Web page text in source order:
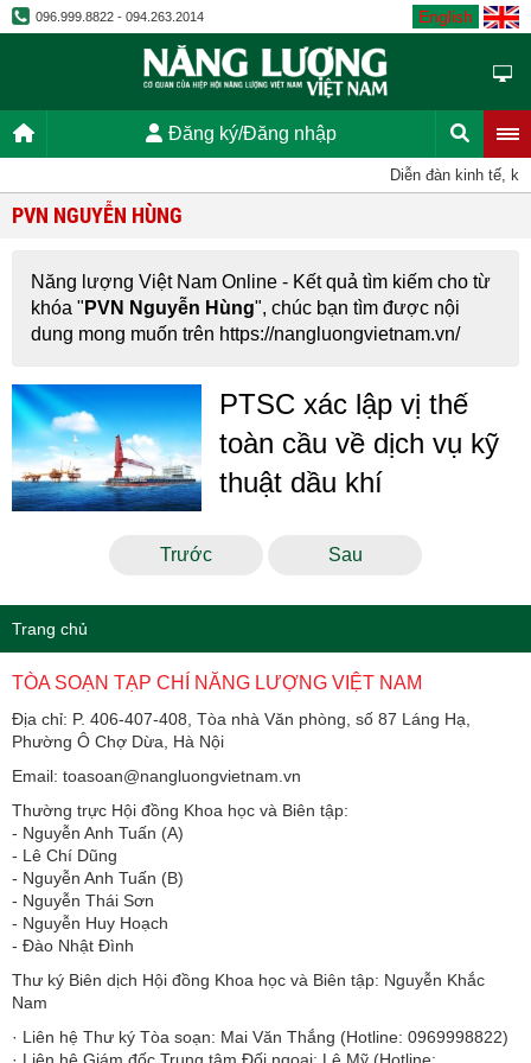
096.999.8822 - 094.263.2014 English
Đăng ký/Đăng nhập
Diễn đàn kinh tế,
PVN NGUYỄN HÙNG
Năng lượng Việt Nam Online - Kết quả tìm kiếm cho từ
khóa " PVN Nguyễn Hùng", chúc bạn tìm được nội
dung mong muốn trên https://nangluongvietnam.vn/
PTSC xác lập vị thế
toàn cầu về dịch vụ kỹ
thuật dầu khí
Trước Sau
Trang chủ
TÒA SOẠN TẠP CHÍ NĂNG LƯỢNG VIỆT NAM
Địa chỉ: P. 406-407-408, Tòa nhà Văn phòng, số 87 Láng Hạ,
Phường Ô Chợ Dừa, Hà Nội
Email: toasoan@nangluongvietnam.vn
Thường trực Hội đồng Khoa học và Biên tập:
​​​​​​- Nguyễn Anh Tuấn (A)
- Lê Chí Dũng
- Nguyễn Anh Tuấn (B)
- Nguyễn Thái Sơn
- Nguyễn Huy Hoạch
- Đào Nhật Đình
Thư ký Biên dịch Hội đồng Khoa học và Biên tập: Nguyễn Khắc
Nam
· Liên hệ Thư ký Tòa soạn: Mai Văn Thắng (Hotline: 0969998822)